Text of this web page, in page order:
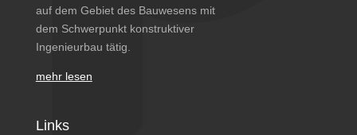
auf dem Gebiet des Bauwesens mit
dem Schwerpunkt konstruktiver
Ingenieurbau tätig.
mehr lesen
Links